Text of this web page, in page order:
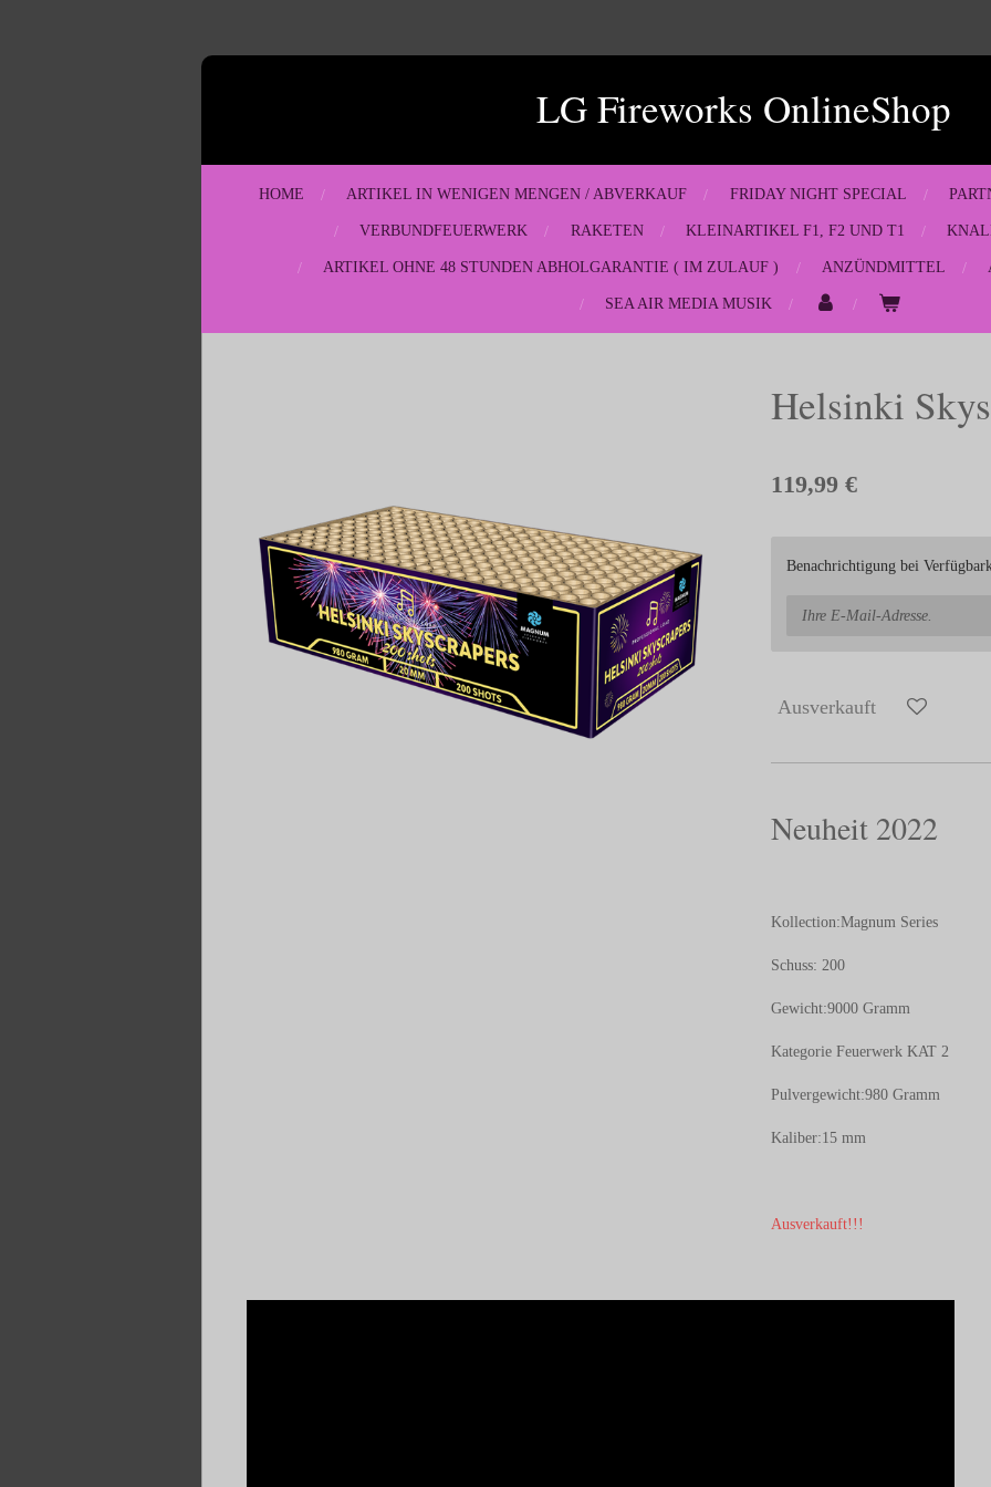
LG Fireworks OnlineShop
HOME ARTIKEL IN WENIGEN MENGEN / ABVERKAUF FRIDAY NIGHT SPECIAL
VERBUNDFEUERWERK RAKETEN KLEINARTIKEL F1, F2 UND T1
ARTIKEL OHNE 48 STUNDEN ABHOLGARANTIE ( IM ZULAUF ) ANZÜNDMITTEL
SEA AIR MEDIA MUSIK
Helsinki
119,99 €
Benachrichtigung bei
Ausverkauft
Neuheit 2022
Kollection:Magnum Series
Schuss: 200
Gewicht:9000 Gramm
Kategorie Feuerwerk KAT 2
Pulvergewicht:980 Gramm
Kaliber:15 mm
Ausverkauft!!!